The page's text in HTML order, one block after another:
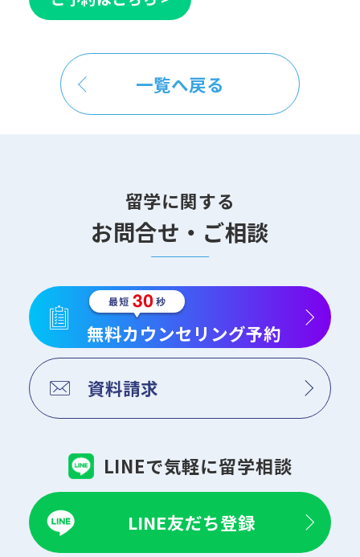
一覧へ戻る
留学に関する
お問合せ・ご相談
無料カウンセリング予約
資料請求
LINEで気軽に留学相談
LINE友だち登録